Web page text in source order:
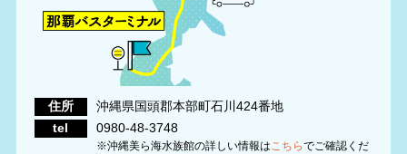
住所
沖縄県国頭郡本部町石川424番地
tel
0980-48-3748
※沖縄美ら海水族館の詳しい情報は こちらでご確認くだ